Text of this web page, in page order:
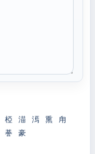
椏 渵 漹 熏
甪
諅 豪